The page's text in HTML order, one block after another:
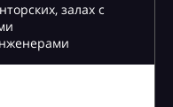
залах с